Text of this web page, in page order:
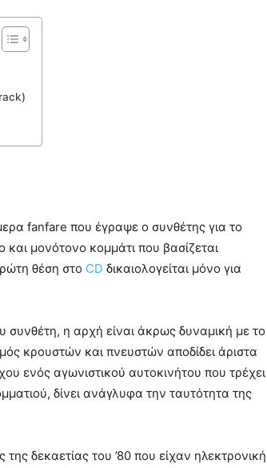
fanfare που έγραψε ο συνθέτης για το
μονότονο κομμάτι που βασίζεται
θέση στο CD δικαιολογείται μόνο για
συνθέτη, η αρχή είναι άκρως δυναμική με το
κρουστών και πνευστών αποδίδει άριστα
ενός αγωνιστικού αυτοκινήτου που τρέχει
δίνει ανάγλυφα την ταυτότητα της
δεκαετίας του ’80 που είχαν ηλεκτρονική